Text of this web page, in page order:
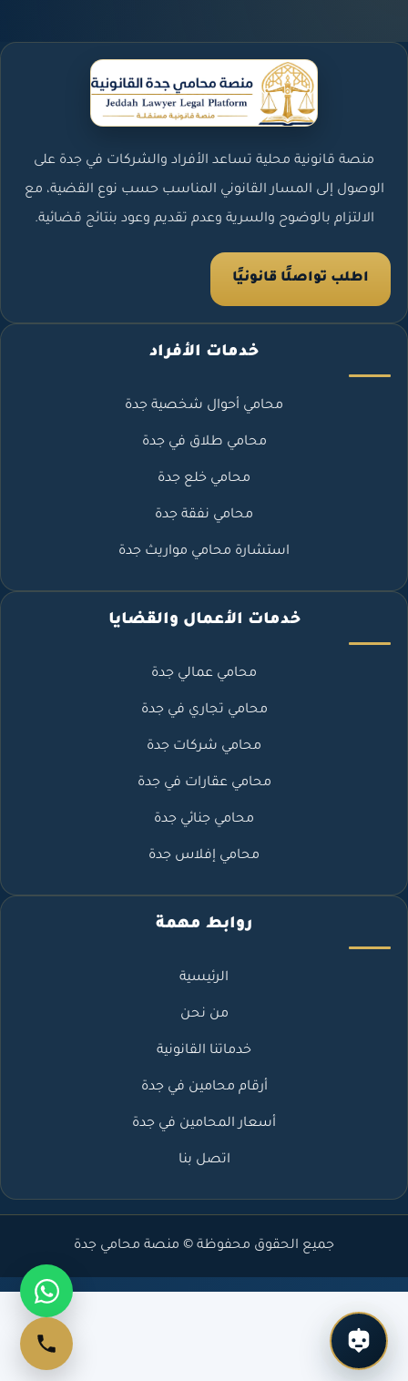
منصة قانونية محلية تساعد الأفراد والشركات في جدة على
الوصول إلى المسار القانوني المناسب حسب نوع القضية، مع
الالتزام بالوضوح والسرية وعدم تقديم وعود بنتائج قضائية.
اطلب تواصلًا قانونيًا
خدمات الأفراد
محامي أحوال شخصية جدة
محامي طلاق في جدة
محامي خلع جدة
محامي نفقة جدة
استشارة محامي مواريث جدة
خدمات الأعمال والقضايا
محامي عمالي جدة
محامي تجاري في جدة
محامي شركات جدة
محامي عقارات في جدة
محامي جنائي جدة
محامي إفلاس جدة
روابط مهمة
الرئيسية
من نحن
خدماتنا القانونية
أرقام محامين في جدة
أسعار المحامين في جدة
اتصل بنا
جميع الحقوق محفوظة © منصة محامي جدة